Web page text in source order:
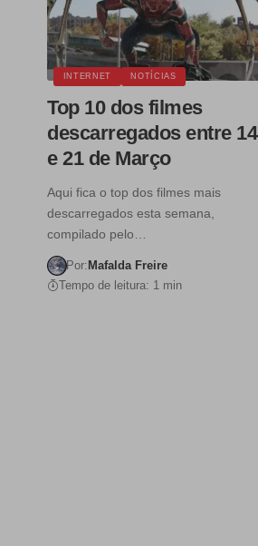
INTERNET NOTÍCIAS
Top 10 dos filmes
descarregados entre 14
e 21 de Março
Aqui fica o top dos filmes mais
descarregados esta semana,
compilado pelo…
Por: Mafalda Freire
Tempo de leitura: 1 min